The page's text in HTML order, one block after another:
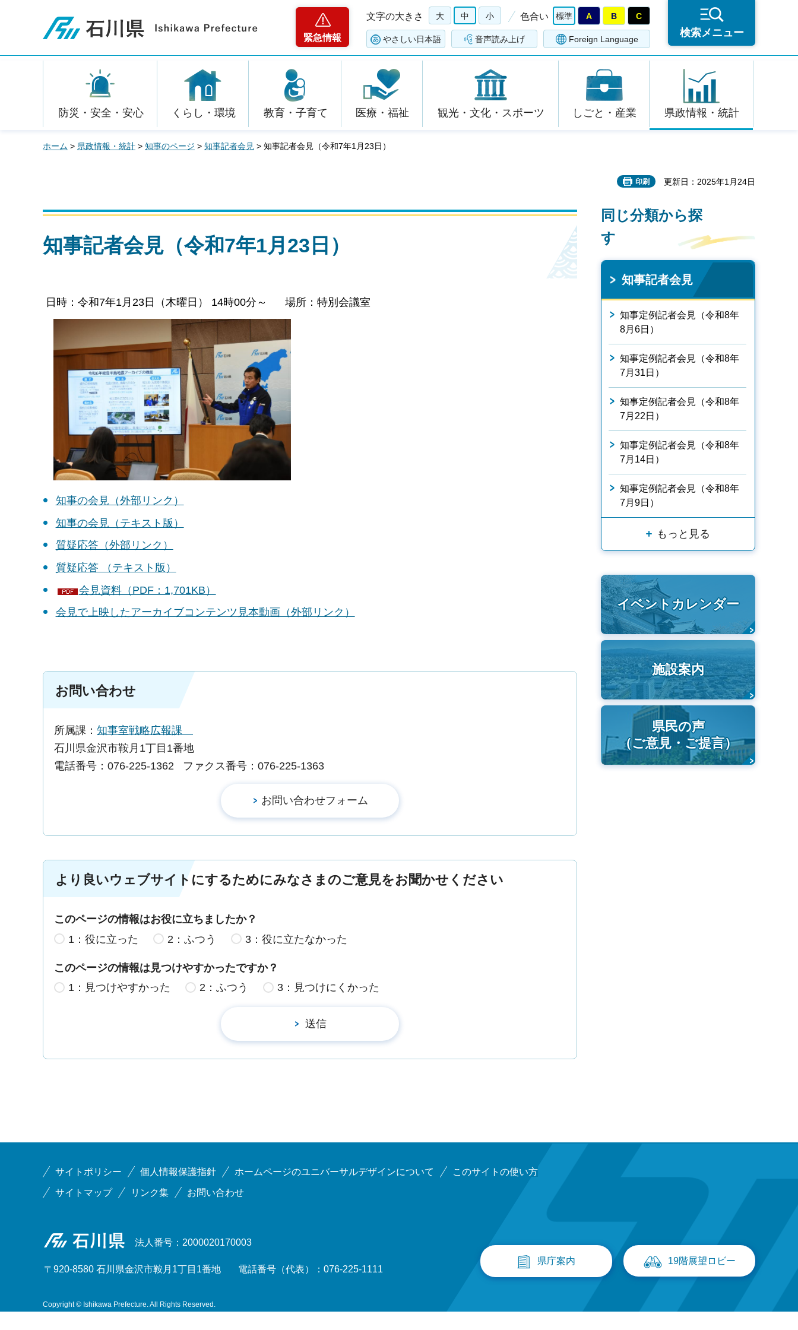
石川県
緊急情報
文字の大きさ 大 中 小 色合い 標準 A B C
やさしい日本語 音声読み上げ Foreign Language
検索メニュー
防災・安全・安心 くらし・環境 教育・子育て 医療・福祉 観光・文化・スポーツ しごと・産業 県政情報・統計
ホーム > 県政情報・統計 > 知事のページ > 知事記者会見 > 知事記者会見（令和7年1月23日）
印刷 更新日：2025年1月24日
知事記者会見（令和7年1月23日）
日時：令和7年1月23日（木曜日） 14時00分～ 場所：特別会議室
知事の会見（外部リンク）
知事の会見（テキスト版）
質疑応答（外部リンク）
質疑応答 （テキスト版）
会見資料（PDF：1,701KB）
会見で上映したアーカイブコンテンツ見本動画（外部リンク）
お問い合わせ
所属課： 知事室戦略広報課
石川県金沢市鞍月1丁目1番地
電話番号：076-225-1362
ファクス番号：076-225-1363
より良いウェブサイトにするためにみなさまのご意見をお聞かせください
このページの情報はお役に立ちましたか？
1：役に立った
2：ふつう 3：役に立たなかった
このページの情報は見つけやすかったですか？
1：見つけやすかった
2：ふつう 3：見つけにくかった
同じ分類から探
す
知事記者会見
知事定例記者会見（令和8年
8月6日）
知事定例記者会見（令和8年
7月31日）
知事定例記者会見（令和8年
7月22日）
知事定例記者会見（令和8年
7月14日）
知事定例記者会見（令和8年
7月9日）
もっと見る
イベントカレンダー
施設案内
県民の声
（ご意見・ご提言）
サイトポリシー 個人情報保護指針 ホームページのユニバーサルデザインについて このサイトの使い方
サイトマップ リンク集 お問い合わせ
石川県 法人番号：2000020170003
〒920-8580 石川県金沢市鞍月1丁目1番地 電話番号（代表）：076-225-1111
県庁案内 19階展望ロビー
Copyright © Ishikawa Prefecture. All Rights Reserved.